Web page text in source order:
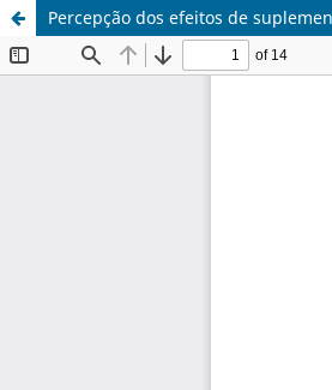
Percepção dos efeitos de